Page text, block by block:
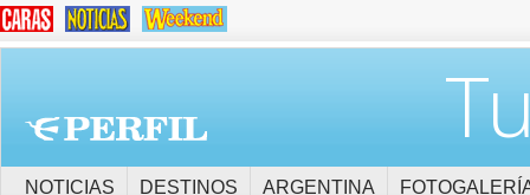
NOTICIAS DESTINOS ARGENTINA